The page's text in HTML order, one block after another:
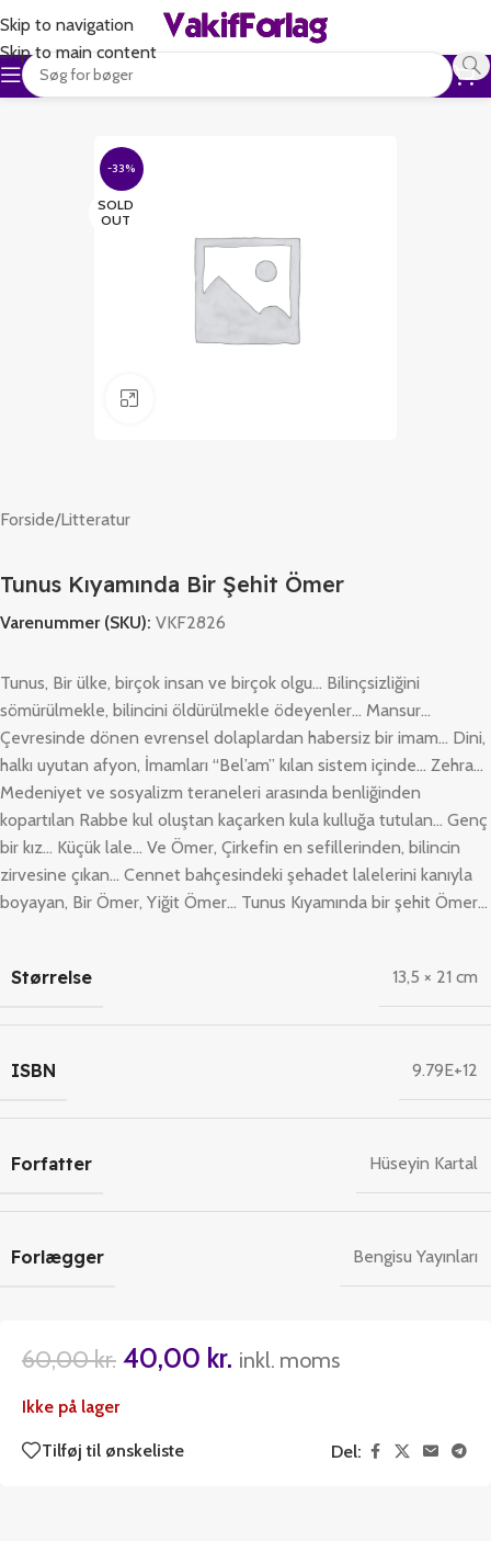
Skip to navigation
Skip to main content
-33%
SOLD
OUT
Forside/Litteratur
Tunus Kıyamında Bir Şehit Ömer
Varenummer (SKU): VKF2826
Tunus, Bir ülke, birçok insan ve birçok olgu… Bilinçsizliğini
sömürülmekle, bilincini öldürülmekle ödeyenler… Mansur…
Çevresinde dönen evrensel dolaplardan habersiz bir imam… Dini,
halkı uyutan afyon, İmamları “Bel’am” kılan sistem içinde… Zehra…
Medeniyet ve sosyalizm teraneleri arasında benliğinden
kopartılan Rabbe kul oluştan kaçarken kula kulluğa tutulan… Genç
bir kız… Küçük lale… Ve Ömer, Çirkefin en sefillerinden, bilincin
zirvesine çıkan… Cennet bahçesindeki şehadet lalelerini kanıyla
boyayan, Bir Ömer, Yiğit Ömer… Tunus Kıyamında bir şehit Ömer…
Størrelse 13,5 × 21 cm
ISBN 9.79E+12
Forfatter Hüseyin Kartal
Forlægger Bengisu Yayınları
60,00kr. 40,00 kr. inkl. moms
Ikke på lager
Tilføj til ønskeliste Del: